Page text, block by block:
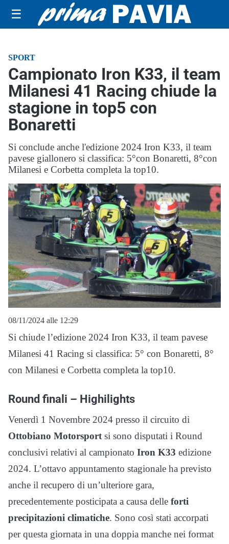
☰
SPORT
Campionato Iron K33, il team
Milanesi 41 Racing chiude la
stagione in top5 con
Bonaretti
Si conclude anche l'edizione 2024 Iron K33, il team
pavese giallonero si classifica: 5°con Bonaretti, 8°con
Milanesi e Corbetta completa la top10.
08/11/2024 alle 12:29
Si chiude l’edizione 2024 Iron K33, il team pavese
Milanesi 41 Racing si classifica: 5° con Bonaretti, 8°
con Milanesi e Corbetta completa la top10.
Round finali – Highilights
Venerdì 1 Novembre 2024 presso il circuito di
Ottobiano Motorsportsi sono disputati i Round
conclusivi relativi al campionato Iron K33 edizione
2024. L’ottavo appuntamento stagionale ha previsto
anche il recupero di un’ulteriore gara,
precedentemente posticipata a causa delle forti
precipitazioni climatiche. Sono così stati accorpati
per questa giornata in una doppia manche nei format